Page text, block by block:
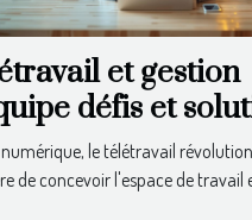
et gestion
défis et
les managers à
le télétravail
de concevoir l'espace de travail